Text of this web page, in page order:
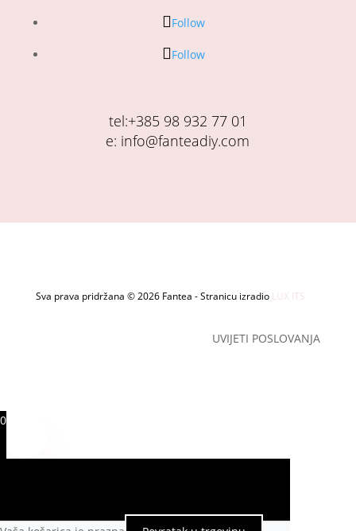
Follow
Follow
tel:+385 98 932 77 01
e: info@fanteadiy.com
Sva prava pridržana © 2026 Fantea - Stranicu izradio LUX ITS
UVIJETI POSLOVANJA
0